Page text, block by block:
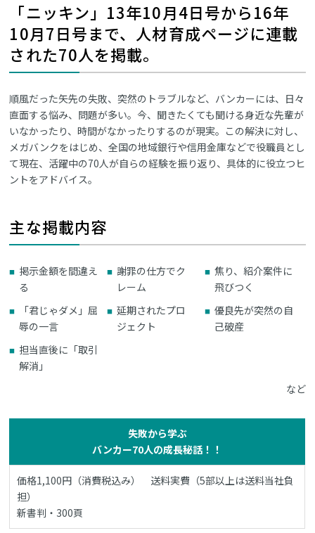
「ニッキン」13年10月4日号から16年
10月7日号まで、人材育成ページに連載
された70人を掲載。
順風だった矢先の失敗、突然のトラブルなど、バンカーには、日々
直面する悩み、問題が多い。今、聞きたくても聞ける身近な先輩が
いなかったり、時間がなかったりするのが現実。この解決に対し、
メガバンクをはじめ、全国の地域銀行や信用金庫などで役職員とし
て現在、活躍中の70人が自らの経験を振り返り、具体的に役立つヒ
ントをアドバイス。
主な掲載内容
掲示金額を間違え
る
謝罪の仕方でク
レーム
焦り、紹介案件に
飛びつく
「君じゃダメ」屈
辱の一言
延期されたプロ
ジェクト
優良先が突然の自
己破産
担当直後に「取引
解消」
など
失敗から学ぶ
バンカー70人の成長秘話！！
価格1,100円（消費税込み） 送料実費（5部以上は送料当社負
担）
新書判・300頁